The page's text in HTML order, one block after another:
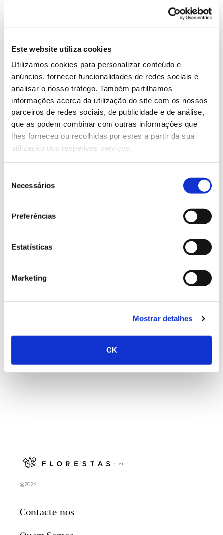
Este website utiliza cookies
Utilizamos cookies para personalizar conteúdo e
anúncios, fornecer funcionalidades de redes sociais e
analisar o nosso tráfego. Também partilhamos
informações acerca da utilização do site com os nossos
parceiros de redes sociais, de publicidade e de análise,
que as podem combinar com outras informações que
lhes forneceu ou recolhidas por estes a partir da sua
utilização dos respetivos serviços.
Necessários
Preferências
Estatísticas
Marketing
Mostrar detalhes
OK
comportamento do fogo e na utilização de novas
ferramentas tecnológicasexperimentais. O curso,
Universidade de Coimbra e no
Investigação de Incêndios Florestais(LEIF), na Lousã,
com transporte asseguradoentre os dois locais.
Saiba mais
13.07.2026
02.07.2026
Registar galhas de Trichi em acácia-das-espigas:
cidadãos chamados a ajudar
25.06.2026
Natureza e florestas procuram jovens voluntários
no verão 2026
@2026
Contacte-nos